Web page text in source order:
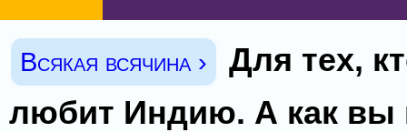
Всякая всячина ›
Для тех,
любит Индию. А как вы